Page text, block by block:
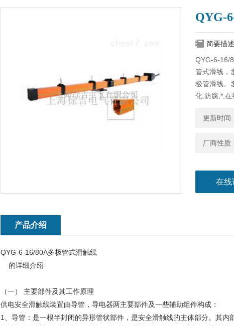
QYG-
简要描述
QYG-6-16/
管式滑线，
极管滑线。
化,防腐,*,在
更新时间
厂商性质
在线
产品介绍
QYG-6-16/80A多极管式滑触线
的详细介绍
（一） 主要部件及其工作原理
供电安全滑触线装置由导管，导电器两主要部件及一些辅助组件构成：
1、导管：是一根半封闭的异形管状部件，是安全滑触线的主体部分。其